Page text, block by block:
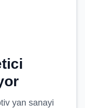
yan sanayi